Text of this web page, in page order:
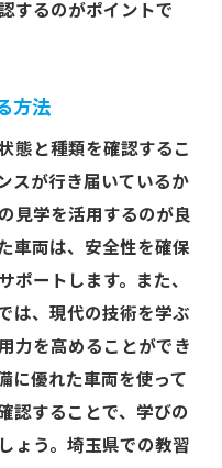
するのがポイントで
方法
態と種類を確認するこ
スが行き届いているか
見学を活用するのが良
車両は、安全性を確保
ポートします。また、
は、現代の技術を学ぶ
力を高めることができ
に優れた車両を使って
認することで、学びの
ょう。埼玉県での教習